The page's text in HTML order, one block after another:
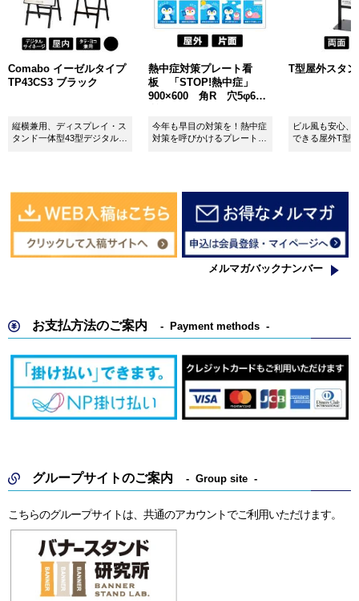
Comabo イーゼルタイプ
TP43CS3 ブラック
縦横兼用、ディスプレイ・ス
タンド一体型43型デジタルサ
熱中症対策プレート看
板 「STOP!熱中症」
900×600 角R 穴5φ6カ
今年も早目の対策を！熱中症
対策を呼びかけるプレート看
T型屋外スタ
ビル風も安心、
できる屋外T型
メルマガバックナンバー
お支払方法のご案内 Payment methods
グループサイトのご案内 Group site
こちらのグループサイトは、共通のアカウントでご利用いただけます。